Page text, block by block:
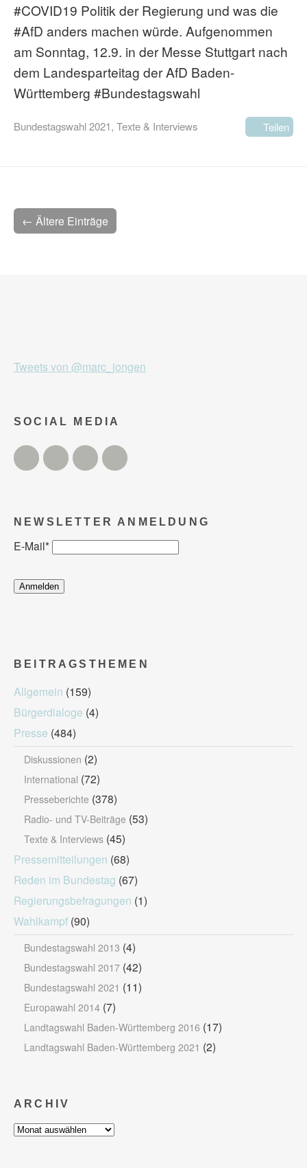
#COVID19 Politik der Regierung und was die
#AfD anders machen würde. Aufgenommen
am Sonntag, 12.9. in der Messe Stuttgart nach
dem Landesparteitag der AfD Baden-
Württemberg #Bundestagswahl
Bundestagswahl 2021, Texte & Interviews Teilen
← Ältere Einträge
Tweets von @marc_jongen
SOCIAL MEDIA
Twitter FacebookInstagram
NEWSLETTER ANMELDUNG
E-Mail*
BEITRAGSTHEMEN
Allgemein (159)
Bürgerdialoge (4)
Presse (484)
Diskussionen (2)
International (72)
Presseberichte (378)
Radio- und TV-Beiträge (53)
Texte & Interviews (45)
Pressemitteilungen (68)
Reden im Bundestag (67)
Regierungsbefragungen (1)
Wahlkampf (90)
Bundestagswahl 2013 (4)
Bundestagswahl 2017 (42)
Bundestagswahl 2021 (11)
Europawahl 2014 (7)
Landtagswahl Baden-Württemberg 2016 (17)
Landtagswahl Baden-Württemberg 2021 (2)
ARCHIV
Archiv